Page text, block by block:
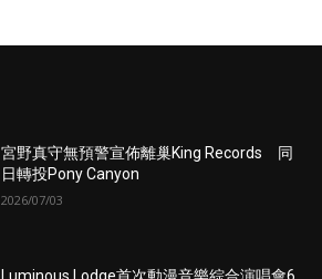
宮野真守無預警宣佈離巢King Records 同
日轉投Pony Canyon
2026/07/03